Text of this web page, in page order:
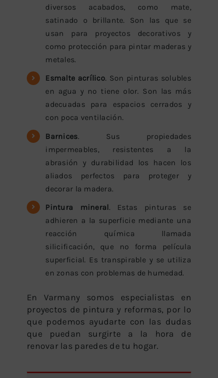
diversos acabados, como mate,
satinado o brillante. Son las que se
usan para proyectos decorativos y
como protección para pintar maderas y
metales.
Esmalte acrílico. Son pinturas solubles
en agua y no tiene olor. Son las más
adecuadas para espacios cerrados y
con poca ventilación.
Barnices. Sus propiedades
impermeables, resistentes a la
abrasión y durabilidad los hacen los
aliados perfectos para proteger y
decorar la madera.
Pintura mineral. Estas pinturas se
adhieren a la superficie mediante una
reacción química llamada
silicificación, que no forma película
superficial. Es transpirable y se utiliza
en zonas con problemas de humedad.
En Varmany somos especialistas en
proyectos de pintura y reformas, por lo
que podemos ayudarte con las dudas
que puedan surgirte a la hora de
renovar las paredes de tu hogar.